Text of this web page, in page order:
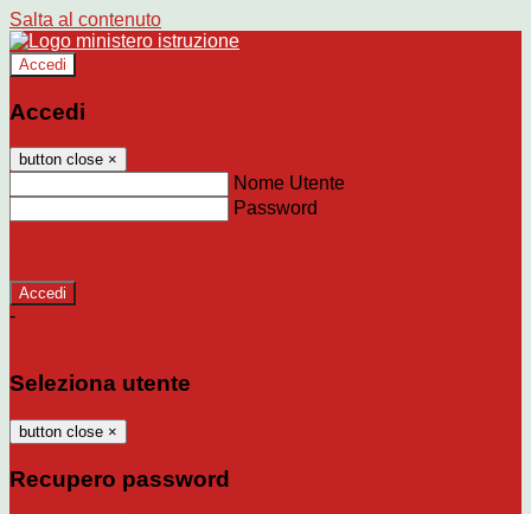
Salta al contenuto
Accedi
Accedi
button close ×
Nome Utente
Password
-
Seleziona utente
button close ×
Recupero password